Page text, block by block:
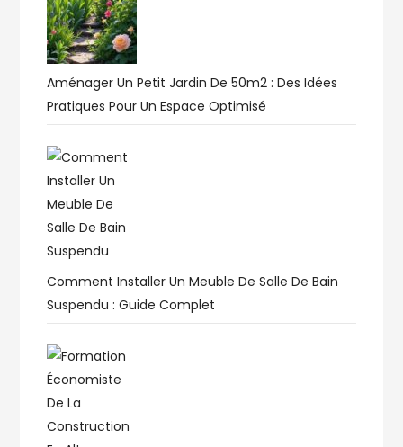
Aménager Un Petit Jardin De 50m2 : Des Idées
Pratiques Pour Un Espace Optimisé
Comment Installer Un Meuble De Salle De Bain
Suspendu : Guide Complet